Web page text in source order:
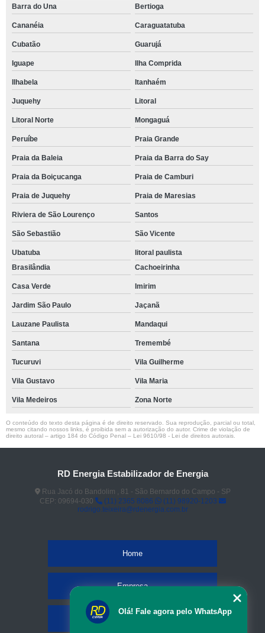
Barra do Una
Bertioga
Cananéia Caraguatatuba
Cubatão Guarujá
Iguape Ilha Comprida
Ilhabela Itanhaém
Juquehy Litoral
Litoral Norte Mongaguá
Peruíbe Praia Grande
Praia da Baleia Praia da Barra do Say
Praia da Boiçucanga Praia de Camburi
Praia de Juquehy Praia de Maresias
Riviera de São Lourenço Santos
São Sebastião São Vicente
Ubatuba
litoral paulista
Brasilândia
Cachoeirinha
Casa Verde Imirim
Jardim São Paulo Jaçanã
Lauzane Paulista Mandaqui
Santana Tremembé
Tucuruvi Vila Guilherme
Vila Gustavo Vila Maria
Vila Medeiros Zona Norte
O conteúdo do texto desta página é de direito reservado. Sua reprodução, parcial ou total,
mesmo citando nossos links, é proibida sem a autorização do autor. Crime de violação de
direito autoral – artigo 184 do Código Penal – Lei 9610/98 - Lei de direitos autorais
RD Energia Estabilizador de Energia
Rua Jacó do Bandolim , 81 - São Bernardo do Campo - SP
CEP: 09694-030
(11) 2365 8086
(11) 98920-1203
rodrigo.teixeira@rdenergia.com.br
Home
Empresa
Olá! Fale agora pelo WhatsApp